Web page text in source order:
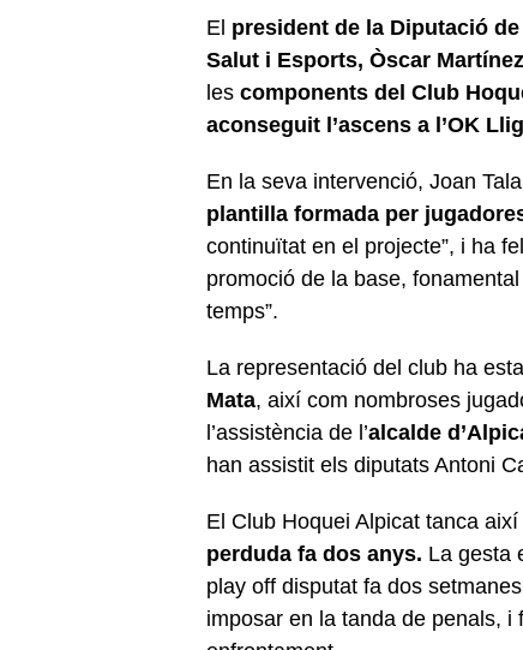
El president de la Diputació
Salut i Esports, Òscar
les components del Club
aconseguit l’ascens a l’OK
En la seva intervenció, Joan
plantilla formada per jugadores
continuïtat en el projecte”, i ha
promoció de la base,
temps”.
La representació del club ha
Mata, així com nombroses
l’assistència de l’alcalde
han assistit els diputats Antoni
El Club Hoquei Alpicat tanca
perduda fa dos anys. La gesta
play off disputat fa dos
imposar en la tanda de penals,